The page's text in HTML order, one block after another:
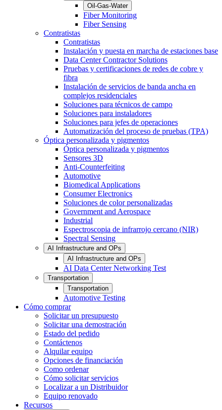
Oil-Gas-Water
Fiber Monitoring
Fiber Sensing
Contratistas
Contratistas
Instalación y puesta en marcha de estaciones base
Data Center Contractor Solutions
Pruebas y certificaciones de redes de cobre y
fibra
Instalación de servicios de banda ancha en
complejos residenciales
Soluciones para técnicos de campo
Soluciones para instaladores
Soluciones para jefes de operaciones
Automatización del proceso de pruebas (TPA)
Óptica personalizada y pigmentos
Óptica personalizada y pigmentos
Sensores 3D
Anti-Counterfeiting
Automotive
Biomedical Applications
Consumer Electronics
Soluciones de color personalizadas
Government and Aerospace
Industrial
Espectroscopia de infrarrojo cercano (NIR)
Spectral Sensing
AI Infrastructure and OPs
AI Infrastructure and OPs
AI Data Center Networking Test
Transportation
Transportation
Automotive Testing
Cómo comprar
Solicitar un presupuesto
Solicitar una demostración
Estado del pedido
Contáctenos
Alquilar equipo
Opciones de financiación
Como ordenar
Cómo solicitar servicios
Localizar a un Distribuidor
Equipo renovado
Recursos